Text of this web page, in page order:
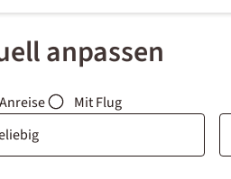
anpassen
Mit Flug